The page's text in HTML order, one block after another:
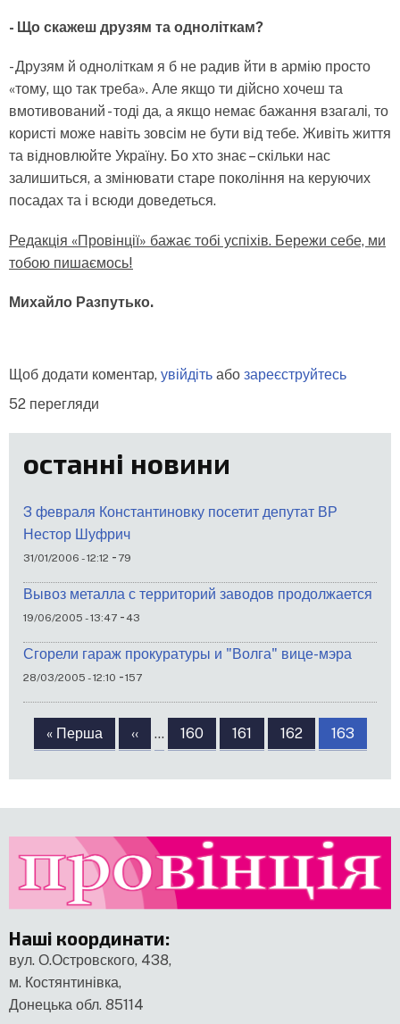
- Що скажеш друзям та одноліткам?
- Друзям й одноліткам я б не радив йти в армію просто
«тому, що так треба». Але якщо ти дійсно хочеш та
вмотивований - тоді да, а якщо немає бажання взагалі, то
користі може навіть зовсім не бути від тебе. Живіть життя
та відновлюйте Україну. Бо хто знає – скільки нас
залишиться, а змінювати старе покоління на керуючих
посадах та і всюди доведеться.
Редакція «Провінції» бажає тобі успіхів. Бережи себе, ми
тобою пишаємось!
Михайло Разпутько.
Щоб додати коментар, увійдіть або зареєструйтесь
52 перегляди
останні новини
3 февраля Константиновку посетит депутат ВР
Нестор Шуфрич
31/01/2006 - 12:12 - 79
Вывоз металла с территорий заводов продолжается
19/06/2005 - 13:47 - 43
Сгорели гараж прокуратуры и "Волга" вице-мэра
28/03/2005 - 12:10 -157
Розбивка
сторінки
Перша
сторінка
« Перша
Попередня
сторінка
‹‹ … Сторінка
160 Сторінка
161 Сторінка
162 Сторінка
163
Наші координати:
вул. О.Островского, 438,
м. Костянтинівка,
Донецька обл. 85114